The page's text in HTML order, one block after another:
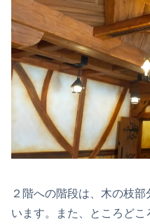
２階への階段は、木の枝
います。また、ところど